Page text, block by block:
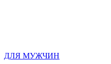
ДЛЯ МУЖЧИН